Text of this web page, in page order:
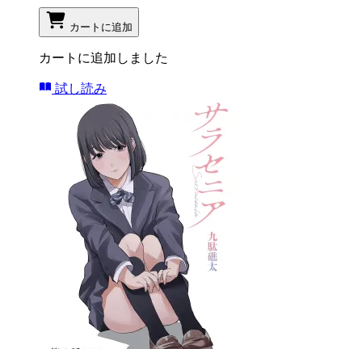
カートに追加
カートに追加しました
試し読み